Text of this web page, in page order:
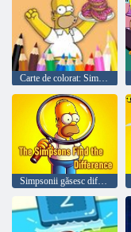
Carte de colorat: Simpson Donut
Simpsonii găsesc diferența